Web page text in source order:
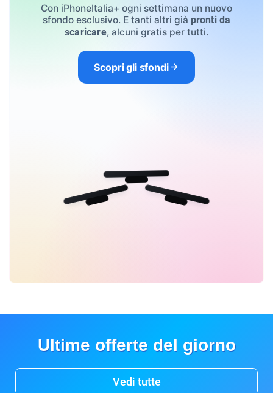
Con iPhoneItalia+ ogni settimana un nuovo
sfondo esclusivo. E tanti altri già pronti da
scaricare, alcuni gratis per tutti.
Scopri gli sfondi
Ultime offerte del giorno
Vedi tutte